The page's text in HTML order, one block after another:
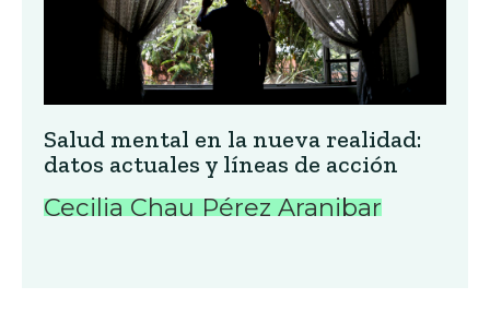
Salud mental en la nueva realidad:
datos actuales y líneas de acción
Cecilia Chau Pérez Aranibar